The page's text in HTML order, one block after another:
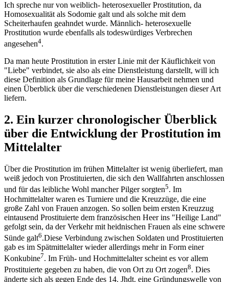
Ich spreche nur von weiblich- heterosexueller Prostitution, da
Homosexualität als Sodomie galt und als solche mit dem
Scheiterhaufen geahndet wurde. Männlich- heterosexuelle
Prostitution wurde ebenfalls als todeswürdiges Verbrechen
angesehen4.
Da man heute Prostitution in erster Linie mit der Käuflichkeit von
"Liebe" verbindet, sie also als eine Dienstleistung darstellt, will ich
diese Definition als Grundlage für meine Hausarbeit nehmen und
einen Überblick über die verschiedenen Dienstleistungen dieser Art
liefern.
2. Ein kurzer chronologischer Überblick
über die Entwicklung der Prostitution im
Mittelalter
Über die Prostitution im frühen Mittelalter ist wenig überliefert, man
weiß jedoch von Prostituierten, die sich den Wallfahrten anschlossen
und für das leibliche Wohl mancher Pilger sorgten5. Im
Hochmittelalter waren es Turniere und die Kreuzzüge, die eine
große Zahl von Frauen anzogen. So sollen beim ersten Kreuzzug
eintausend Prostituierte dem französischen Heer ins "Heilige Land"
gefolgt sein, da der Verkehr mit heidnischen Frauen als eine schwere
Sünde galt6.Diese Verbindung zwischen Soldaten und Prostituierten
gab es im Spätmittelalter wieder allerdings mehr in Form einer
Konkubine7. Im Früh- und Hochmittelalter scheint es vor allem
Prostituierte gegeben zu haben, die von Ort zu Ort zogen8. Dies
änderte sich als gegen Ende des 14. Jhdt. eine Gründungswelle von